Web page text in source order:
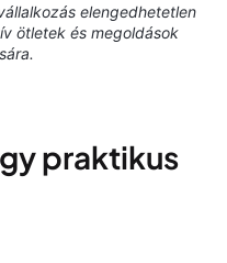
elengedhetetlen
ötletek és megoldások
praktikus